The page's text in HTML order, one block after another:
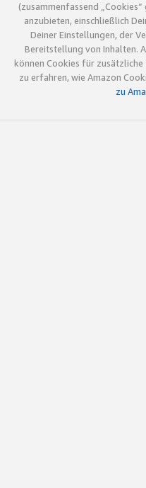
(zusammenfassend
anzubieten, einschließlich
Deiner Einstellungen, der
Bereitstellung von Inhalten.
können Cookies für
zu erfahren, wie Amazon
zu